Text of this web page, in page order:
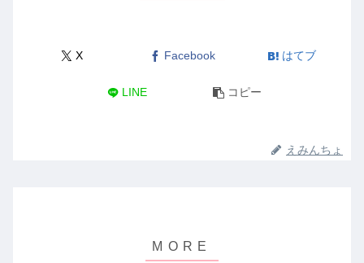
X Facebook はてブ
LINE コピー
えみんちょ